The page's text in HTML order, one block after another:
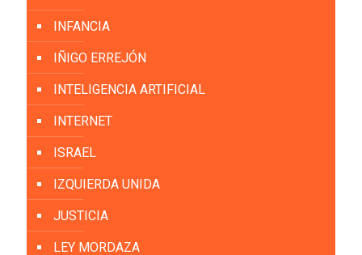
INFANCIA
IÑIGO ERREJÓN
INTELIGENCIA ARTIFICIAL
INTERNET
ISRAEL
IZQUIERDA UNIDA
JUSTICIA
LEY MORDAZA